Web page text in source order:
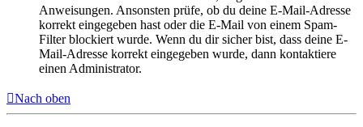
Anweisungen. Ansonsten prüfe, ob du deine E-Mail-Adresse
korrekt eingegeben hast oder die E-Mail von einem Spam-
Filter blockiert wurde. Wenn du dir sicher bist, dass deine E-
Mail-Adresse korrekt eingegeben wurde, dann kontaktiere
einen Administrator.
Nach oben